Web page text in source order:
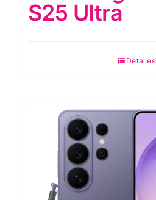
S25 Ultra
Detalles